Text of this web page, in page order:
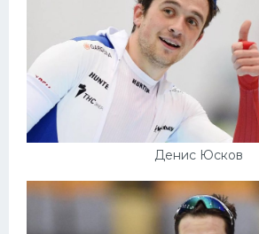
Денис Юсков
КатегорииФото
Еще картинки...
Футбол
Хоккей